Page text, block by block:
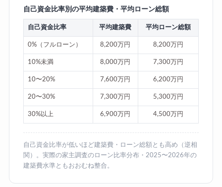
自己資金比率別の平均建築費・平均ローン総額
自己資金比率 平均建築費 平均ローン総額
0%（フルローン） 8,200万円 8,200万円
10%未満 8,000万円 7,300万円
10〜20% 7,600万円 6,200万円
20〜30% 7,300万円 5,300万円
30%以上 6,900万円 4,500万円
自己資金比率が低いほど建築費・ローン総額とも高め（逆相
関）。実際の家主調査のローン比率分布・2025〜2026年の
建築費水準ともおおむね整合。